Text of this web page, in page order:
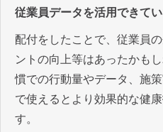
従業員データを活用できて
配付をしたことで、従業員
ントの向上等はあったかも
慣での行動量やデータ、施
で使えるとより効果的な健
す。